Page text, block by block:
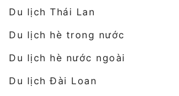
Du lịch Thái Lan
Du lịch hè trong nước
Du lịch hè nước ngoài
Du lịch Đài Loan